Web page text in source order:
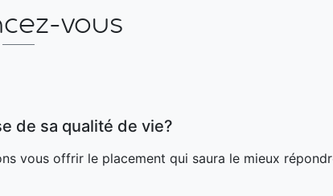
vous
de sa qualité de vie?
vous offrir le placement qui saura le mieux